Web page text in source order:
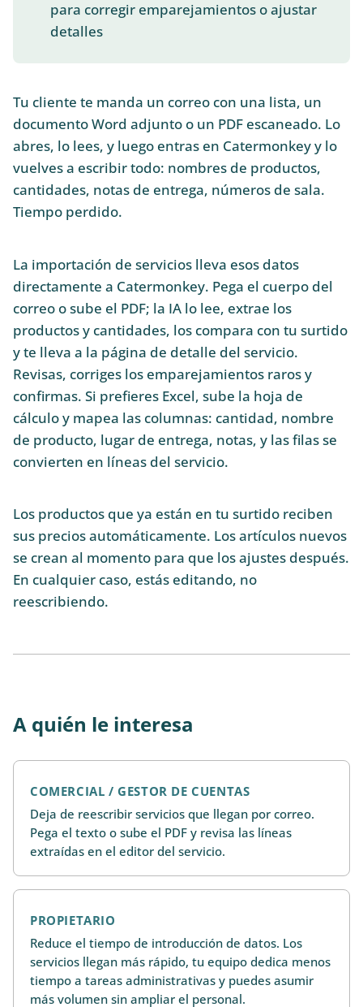
para corregir emparejamientos o ajustar
detalles
Tu cliente te manda un correo con una lista, un
documento Word adjunto o un PDF escaneado. Lo
abres, lo lees, y luego entras en Catermonkey y lo
vuelves a escribir todo: nombres de productos,
cantidades, notas de entrega, números de sala.
Tiempo perdido.
La importación de servicios lleva esos datos
directamente a Catermonkey. Pega el cuerpo del
correo o sube el PDF; la IA lo lee, extrae los
productos y cantidades, los compara con tu surtido
y te lleva a la página de detalle del servicio.
Revisas, corriges los emparejamientos raros y
confirmas. Si prefieres Excel, sube la hoja de
cálculo y mapea las columnas: cantidad, nombre
de producto, lugar de entrega, notas, y las filas se
convierten en líneas del servicio.
Los productos que ya están en tu surtido reciben
sus precios automáticamente. Los artículos nuevos
se crean al momento para que los ajustes después.
En cualquier caso, estás editando, no
reescribiendo.
A quién le interesa
COMERCIAL / GESTOR DE CUENTAS
Deja de reescribir servicios que llegan por correo.
Pega el texto o sube el PDF y revisa las líneas
extraídas en el editor del servicio.
PROPIETARIO
Reduce el tiempo de introducción de datos. Los
servicios llegan más rápido, tu equipo dedica menos
tiempo a tareas administrativas y puedes asumir
más volumen sin ampliar el personal.